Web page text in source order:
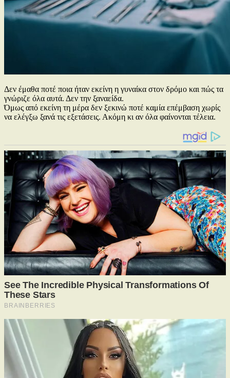
Δεν έμαθα ποτέ ποια ήταν εκείνη η γυναίκα στον δρόμο και πώς τα
γνώριζε όλα αυτά. Δεν την ξαναείδα.
Όμως από εκείνη τη μέρα δεν ξεκινώ ποτέ καμία επέμβαση χωρίς
να ελέγξω ξανά τις εξετάσεις. Ακόμη κι αν όλα φαίνονται τέλεια.